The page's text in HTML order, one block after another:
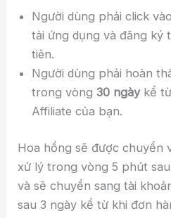
Người dùng phải click
tải ứng dụng và đăng ký
tiên.
Người dùng phải hoàn
trong vòng30 ngàykể từ
Affiliate của bạn.
Hoa hồng sẽ được chuyển
xử lý trong vòng 5 phút
và sẽ chuyển sang tài
sau 3 ngày kể từ khi đơn